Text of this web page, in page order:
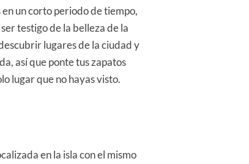
un corto periodo de tiempo,
testigo de la belleza de la
lugares de la ciudad y
así que ponte tus zapatos
lugar que no hayas visto.
en la isla con el mismo